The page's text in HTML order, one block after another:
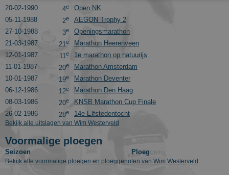
20-02-1990
4e
Open NK
05-11-1988
2e
AEGON Trophy 2
27-10-1988
3e
Openingsmarathon
21-03-1987
21e
Marathon Heerenveen
12-01-1987
11e
1e marathon op natuurijs
11-01-1987
20e
Marathon Amsterdam
10-01-1987
19e
Marathon Deventer
06-12-1986
12e
Marathon Den Haag
08-03-1986
20e
KNSB Marathon Cup Finale
26-02-1986
28e 14e Elfstedentocht
Bekijk alle uitslagen van Wim Westerveld
Voormalige ploegen
Seizoen Ploeg
Bekijk alle voormalige ploegen en ploeggenoten van Wim Westerveld
Bezoekersgegevens
Prestatiecookies worden gebruikt om te zien hoe bezoekers de
website gebruiken, bijv. analytische cookies. Deze cookies
kunnen niet worden gebruikt om een bepaalde bezoeker
Naam
Aanbieder/
Google LLC
.schaatspeloton.nl
Google's